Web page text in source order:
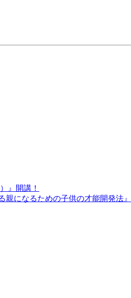
』開講！
親になるための子供の才能開発法